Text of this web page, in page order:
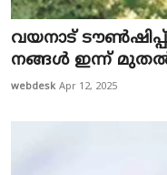
വ​യ​നാ​ട്
ന​ങ്ങ​ൾ ഇ​ന്ന്
webdesk Apr 12, 2025